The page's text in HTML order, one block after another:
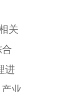
关
进
业